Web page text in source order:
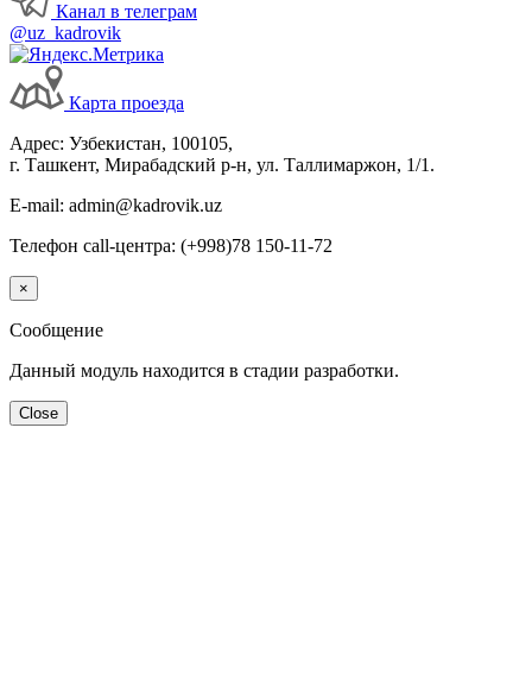
Канал в телеграм
@uz_kadrovik
Карта проезда
Адрес: Узбекистан, 100105,
г. Ташкент, Мирабадский р-н, ул. Таллимаржон, 1/1.
E-mail: admin@kadrovik.uz
Телефон call-центра: (+998)78 150-11-72
×
Сообщение
Данный модуль находится в стадии разработки.
Close